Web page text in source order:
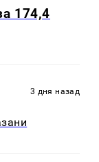
174,4
3 дня назад